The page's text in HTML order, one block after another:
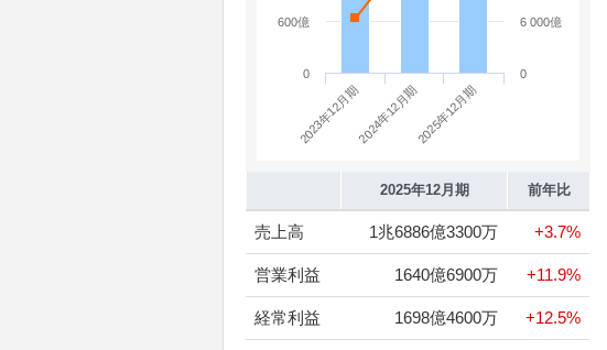
2023年12月期2024年12月期2025年12月期
0
6 000億
0
600億
2025年12月期 前年比
売上高 1兆6886億3300万 +3.7%
営業利益 1640億6900万 +11.9%
経常利益 1698億4600万 +12.5%